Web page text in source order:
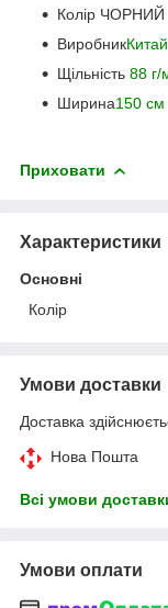
Колір ЧОРНИЙ
ВиробникКитай
Щільність 88 г/
Ширина150 см
Приховати
Характеристики
Основні
Колір
Умови доставки
Доставка
Нова Пошта
Всі умови
Умови оплати